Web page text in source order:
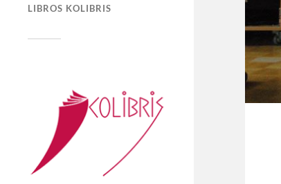
LIBROS KOLIBRIS